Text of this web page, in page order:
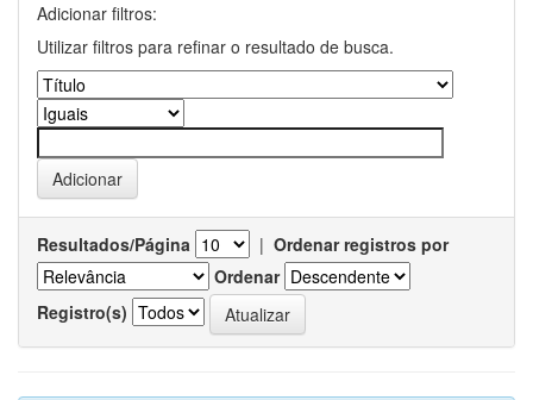
Adicionar filtros:
Utilizar filtros para refinar o resultado de busca.
Resultados/Página | Ordenar registros por
Ordenar
Registro(s)